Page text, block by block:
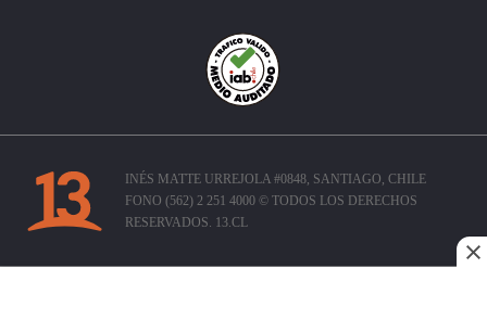
INÉS MATTE URREJOLA #0848, SANTIAGO, CHILE
FONO (562) 2 251 4000 © TODOS LOS DERECHOS
RESERVADOS. 13.CL